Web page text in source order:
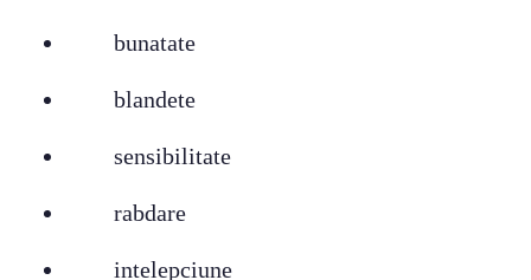
bunatate
blandete
sensibilitate
rabdare
intelepciune